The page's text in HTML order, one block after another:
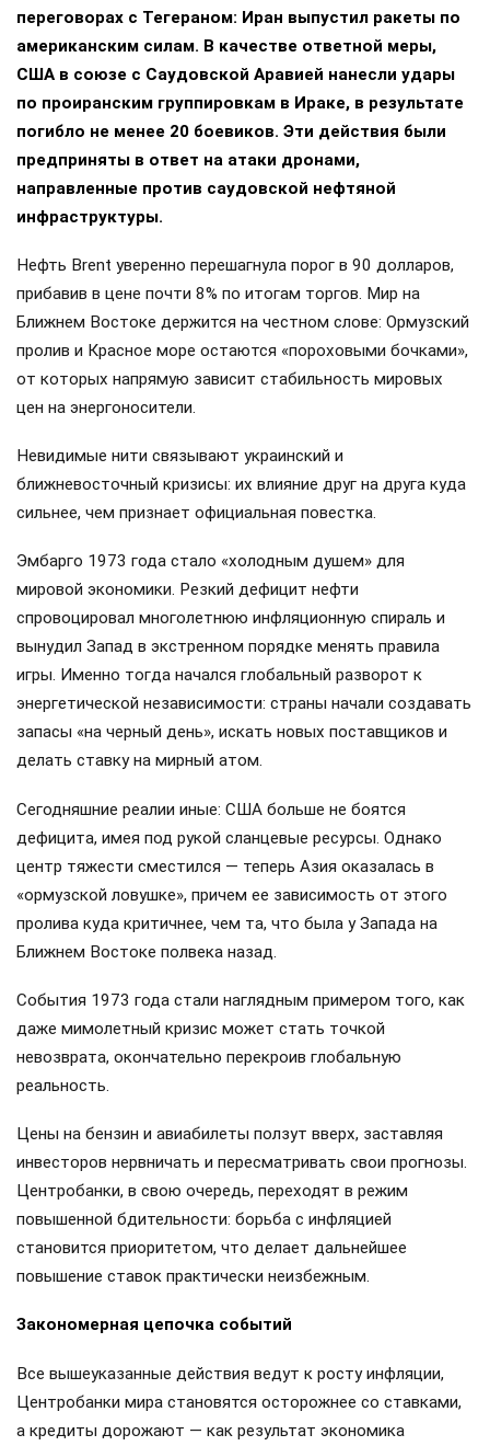
переговорах с Тегераном: Иран выпустил ракеты по
американским силам. В качестве ответной меры,
США в союзе с Саудовской Аравией нанесли удары
по проиранским группировкам в Ираке, в результате
погибло не менее 20 боевиков. Эти действия были
предприняты в ответ на атаки дронами,
направленные против саудовской нефтяной
инфраструктуры.
Нефть Brent уверенно перешагнула порог в 90 долларов,
прибавив в цене почти 8% по итогам торгов. Мир на
Ближнем Востоке держится на честном слове: Ормузский
пролив и Красное море остаются «пороховыми бочками»,
от которых напрямую зависит стабильность мировых
цен на энергоносители.
Невидимые нити связывают украинский и
ближневосточный кризисы: их влияние друг на друга куда
сильнее, чем признает официальная повестка.
Эмбарго 1973 года стало «холодным душем» для
мировой экономики. Резкий дефицит нефти
спровоцировал многолетнюю инфляционную спираль и
вынудил Запад в экстренном порядке менять правила
игры. Именно тогда начался глобальный разворот к
энергетической независимости: страны начали создавать
запасы «на черный день», искать новых поставщиков и
делать ставку на мирный атом.
Сегодняшние реалии иные: США больше не боятся
дефицита, имея под рукой сланцевые ресурсы. Однако
центр тяжести сместился — теперь Азия оказалась в
«ормузской ловушке», причем ее зависимость от этого
пролива куда критичнее, чем та, что была у Запада на
Ближнем Востоке полвека назад.
События 1973 года стали наглядным примером того, как
даже мимолетный кризис может стать точкой
невозврата, окончательно перекроив глобальную
реальность.
Цены на бензин и авиабилеты ползут вверх, заставляя
инвесторов нервничать и пересматривать свои прогнозы.
Центробанки, в свою очередь, переходят в режим
повышенной бдительности: борьба с инфляцией
становится приоритетом, что делает дальнейшее
повышение ставок практически неизбежным.
Закономерная цепочка событий
Все вышеуказанные действия ведут к росту инфляции,
Центробанки мира становятся осторожнее со ставками,
а кредиты дорожают — как результат экономика